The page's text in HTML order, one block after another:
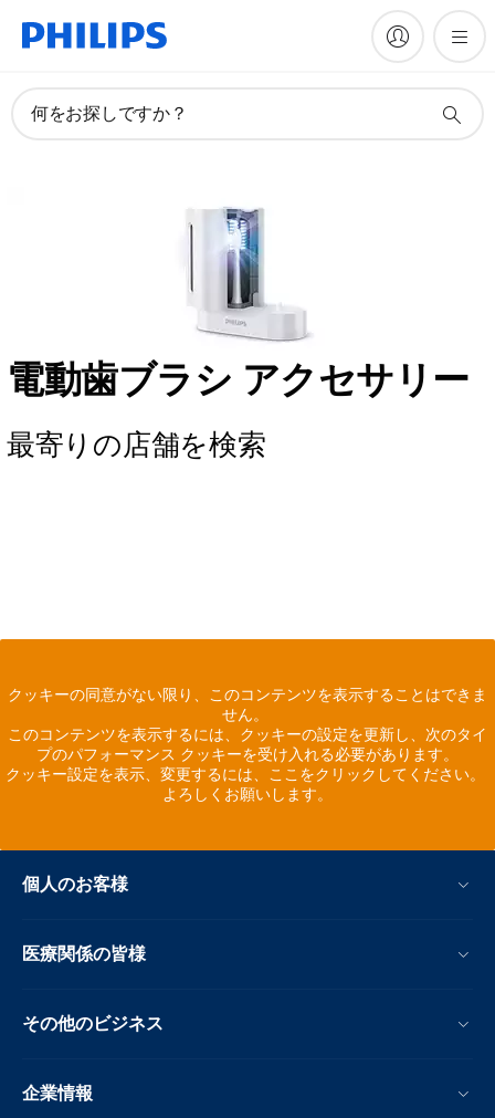
何をお探しですか？
電動歯ブラシ アクセサリー
最寄りの店舗を検索
クッキーの同意がない限り、このコンテンツを表示することはできま
せん。
このコンテンツを表示するには、クッキーの設定を更新し、次のタイ
プのパフォーマンス クッキーを受け入れる必要があります。
クッキー設定を表示、変更するには、ここをクリックしてください。
よろしくお願いします。
個人のお客様
医療関係の皆様
その他のビジネス
企業情報